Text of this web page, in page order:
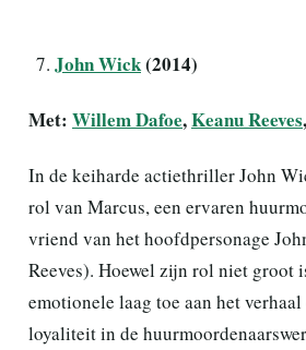
John Wick(2014)
Met: Willem Dafoe,Keanu Reeves,
In de keiharde actiethriller John
rol van Marcus, een ervaren
vriend van het hoofdpersonage
Reeves). Hoewel zijn rol niet groot
emotionele laag toe aan het
loyaliteit in de